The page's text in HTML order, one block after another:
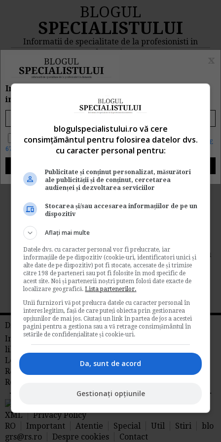
BLOGUL
SPECIALISTULUI
Informatii de specialitate de la profesionisti in
domeniu
MENIU
Rezultat cautare "lucrator
desemnat angajatori"
desemnat angajatori " a returnat 1 articole.
lucratorii desemnati SSM
deAdela Simonescu
angajator a obligatiei de a desemna unul sau
mai multi...
Legislatia muncii
→Citeste mai departe
Din reteaua RS
Info tva
Fiscalitate Contabilitate
liber
Legislatia Muncii
Management
R&S
Romania
XML
Privacy Policy
RO
Important Atentie Special Util Stiri
blo
grs@rs.ro
Despre cookies Contact
Inscrie e-mailul tau pentru a primi zilnic
informatii despre CE, CAND si CUM s-a intamplat
Da, vreau informatii despre produsele Rentrop&Straton. Sunt de
acord ca datele personale sa fie prelucrate conformRegulamentul UE
679/2016
blogulspecialistului.ro vă cere
consimțământul pentru folosirea datelor dvs.
cu caracter personal pentru:
Publicitate și conținut personalizat, măsurători
ale publicității și de conținut, cercetarea
audienței și dezvoltarea serviciilor
Stocarea și/sau accesarea informațiilor de pe un
dispozitiv
Aflați mai multe
Datele dvs. cu caracter personal vor fi prelucrate, iar
informațiile de pe dispozitiv (cookie-uri, identificatori unici și
alte date de pe dispozitiv) pot fi stocate, accesate de și trimise
către 198 de parteneri sau pot fi folosite în mod specific de
acest site. Noi și partenerii noștri putem folosi date exacte de
localizare geografică.Lista partenerilor.
Unii furnizori vă pot prelucra datele cu caracter personal în
interes legitim, față de care puteți obiecta prin gestionarea
opțiunilor de mai jos. Căutați un link în partea de jos a acestei
pagini pentru a gestiona sau a vă retrage consimțământul în
setările de confidențialitate și cookie-uri.
Da, sunt de acord
Gestionați opțiunile